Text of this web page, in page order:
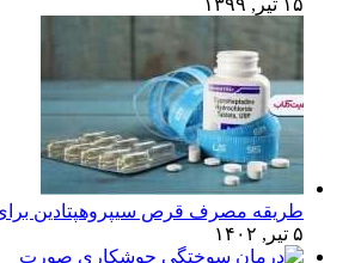
۱۵ تیر, ۱۳۹۹
طریقه مصرف قرص سیپروهپتادین
۵ تیر, ۱۴۰۲